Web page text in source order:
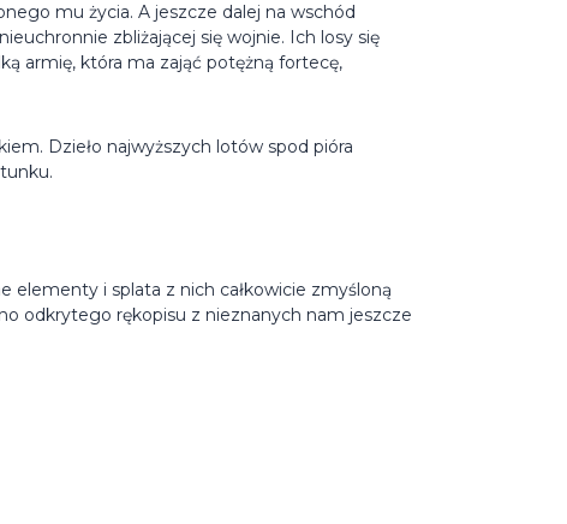
mu życia. A jeszcze dalej na wschód
zbliżającej się wojnie. Ich losy się
armię, która ma zająć potężną fortecę,
Dzieło najwyższych lotów spod pióra
elementy i splata z nich całkowicie zmyśloną
odkrytego rękopisu z nieznanych nam jeszcze